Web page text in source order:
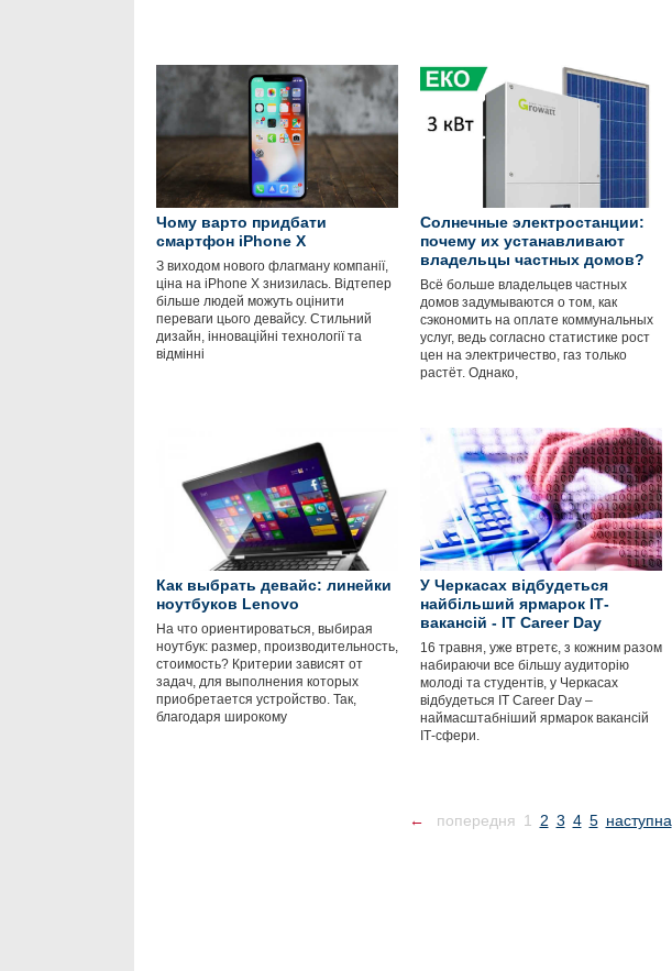
Чому варто придбати
смартфон iPhone X
З виходом нового флагману компанії,
ціна на iPhone X знизилась. Відтепер
більше людей можуть оцінити
переваги цього девайсу. Стильний
дизайн, інноваційні технології та
відмінні
Солнечные электростанции:
почему их устанавливают
владельцы частных домов?
Всё больше владельцев частных
домов задумываются о том, как
сэкономить на оплате коммунальных
услуг, ведь согласно статистике рост
цен на электричество, газ только
растёт. Однако,
Как выбрать девайс: линейки
ноутбуков Lenovo
На что ориентироваться, выбирая
ноутбук: размер, производительность,
стоимость? Критерии зависят от
задач, для выполнения которых
приобретается устройство. Так,
благодаря широкому
У Черкасах відбудеться
найбільший ярмарок ІТ-
вакансій - IT Career Day
16 травня, уже втретє, з кожним разом
набираючи все більшу аудиторію
молоді та студентів, у Черкасах
відбудеться ІТ Career Day –
наймасштабніший ярмарок вакансій
ІТ-сфери.
← попередня 1 2 3 4 5 наступна